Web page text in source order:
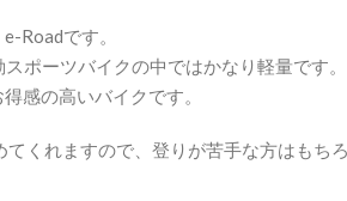
Roadです。
ポーツバイクの中ではかなり軽量です
感の高いバイクです。
くれますので、登りが苦手な方はもち